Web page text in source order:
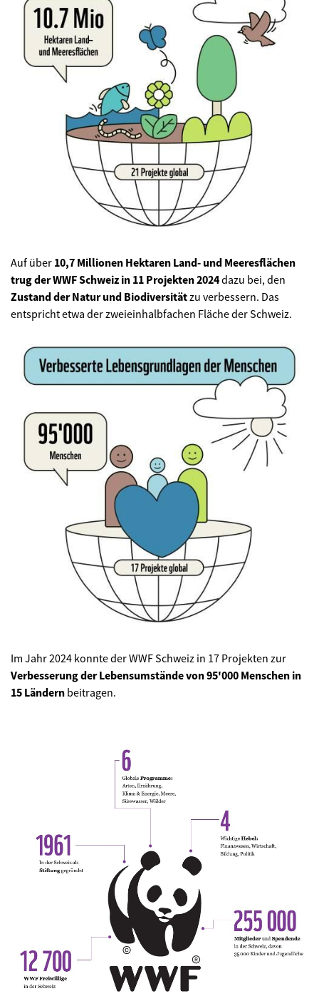
Auf über 10,7 Millionen Hektaren Land- und Meeresflächen
trug der WWF Schweiz in 11 Projekten 2024dazu bei, den
Zustand der Natur und Biodiversitätzu verbessern. Das
entspricht etwa der zweieinhalbfachen Fläche der Schweiz.
Im Jahr 2024 konnte der WWF Schweiz in 17 Projekten zur
Verbesserung der Lebensumständevon 95'000 Menschen in
15 Ländern beitragen.